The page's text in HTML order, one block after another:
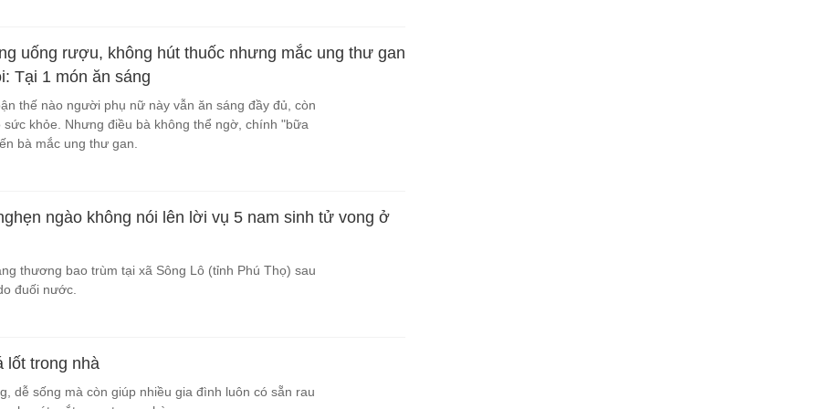
uống rượu, không hút thuốc nhưng mắc ung thư gan
Tại 1 món ăn sáng
thế nào người phụ nữ này vẫn ăn sáng đầy đủ, còn
khỏe. Nhưng điều bà không thể ngờ, chính "bữa
bà mắc ung thư gan.
ngào không nói lên lời vụ 5 nam sinh tử vong ở
thương bao trùm tại xã Sông Lô (tỉnh Phú Thọ) sau
đuối nước.
lốt trong nhà
dễ sống mà còn giúp nhiều gia đình luôn có sẵn rau